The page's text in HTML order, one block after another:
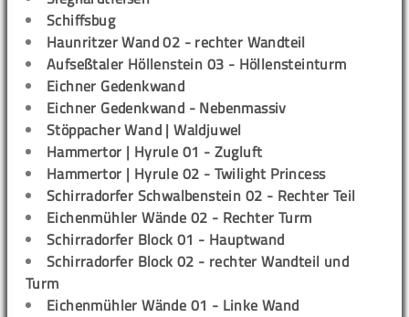
Schiffsbug
Haunritzer Wand 02 - rechter Wandteil
Aufseßtaler Höllenstein 03 - Höllensteinturm
Eichner Gedenkwand
Eichner Gedenkwand - Nebenmassiv
Stöppacher Wand | Waldjuwel
Hammertor | Hyrule 01 - Zugluft
Hammertor | Hyrule 02 - Twilight Princess
Schirradorfer Schwalbenstein 02 - Rechter Teil
Eichenmühler Wände 02 - Rechter Turm
Schirradorfer Block 01 - Hauptwand
Schirradorfer Block 02 - rechter Wandteil und
Turm
Eichenmühler Wände 01 - Linke Wand